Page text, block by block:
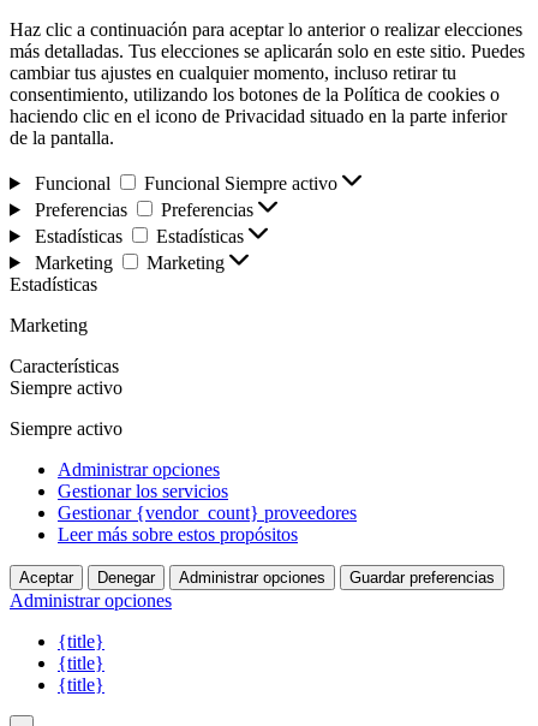
Haz clic a continuación para aceptar lo anterior o realizar elecciones
más detalladas. Tus elecciones se aplicarán solo en este sitio. Puedes
cambiar tus ajustes en cualquier momento, incluso retirar tu
consentimiento, utilizando los botones de la Política de cookies o
haciendo clic en el icono de Privacidad situado en la parte inferior
de la pantalla.
Funcional Funcional Siempre activo
Preferencias
Preferencias
Estadísticas
Estadísticas
Marketing
Marketing
Estadísticas
Marketing
Características
Siempre activo
Siempre activo
Administrar opciones
Gestionar los servicios
Gestionar {vendor_count} proveedores
Leer más sobre estos propósitos
Aceptar Denegar Administrar opciones Guardar preferencias
Administrar opciones
{title}
{title}
{title}